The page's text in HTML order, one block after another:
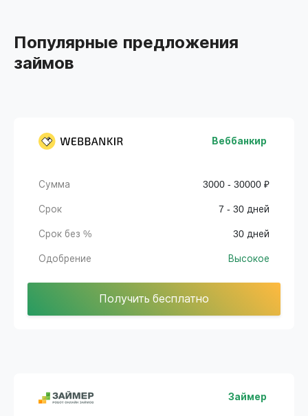
Популярные предложения
займов
Веббанкир
Сумма 3000 - 30000 ₽
Срок 7 - 30 дней
Срок без % 30 дней
Одобрение Высокое
Получить бесплатно
Займер